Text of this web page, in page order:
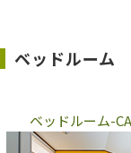
ベッドルーム
ベッドルーム-